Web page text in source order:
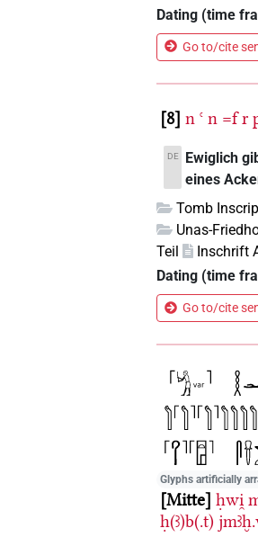
Dating (time
Go to/cite
8 n ꜥ n =f r
DE
Ewiglich
eines
Tomb
Unas-
Teil
Inschrift
Dating (time
Go to/cite
Glyphs artificially
Mitte ḥwi̯
ḥ(ꜣ)b(.t)